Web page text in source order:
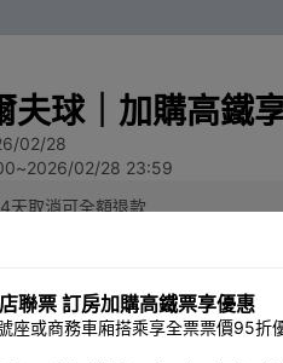
夫球｜加購高鐵
02/28
~2026/02/28 23:59
天取消可全額退款
房即贈獨家特製柯達logo高爾夫球
聯票 訂房加購高鐵票享優惠
座或商務車廂搭乘享全票票價95折